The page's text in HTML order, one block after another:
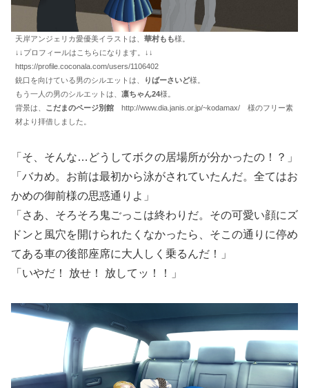
天岸アンジェリカ愛優美イラストは、 華村もも様。
↓↓プロフィールはこちらになります。↓↓
https://profile.coconala.com/users/1106402
銃口を向けている男のシルエットは、
りばーさいど様。
もう一人の男のシルエットは、 凛ちゃん24様。
背景は、 こだまのページ別館 http://www.dia.janis.or.jp/~kodamax/ 様のフリー素
材より拝借しました。
「そ、そんな…どうしてボクの居場所が分かったの！？」
「バカめ。お前は最初から泳がされていたんだ。全てはお
かめの御前様の思惑通りよ」
「さあ、そろそろ鬼ごっこは終わりだ。その可愛い顔にズ
ドンと風穴を開けられたくなかったら、そこの通りに停め
てある車の後部座席に大人しく乗るんだ！」
「いやだ！ 放せ！ 放してッ！！」